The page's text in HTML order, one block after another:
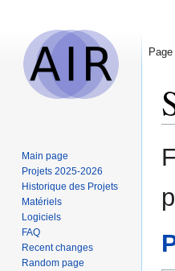
to
to
Page
Main page
Projets 2025-2026
Historique des Projets
Matériels
Logiciels
FAQ
Recent changes
Random page